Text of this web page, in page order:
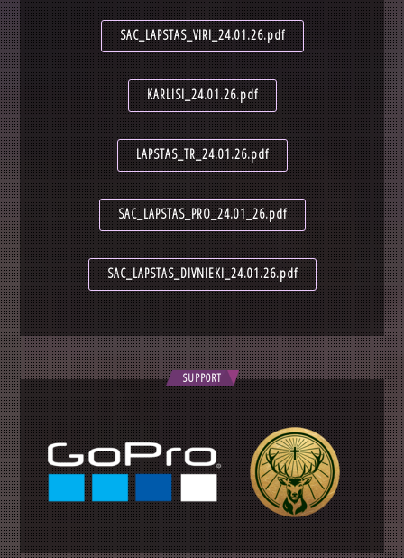
SAC_LAPSTAS_VIRI_24.01.26.pdf
KARLISI_24.01.26.pdf
LAPSTAS_TR_24.01.26.pdf
SAC_LAPSTAS_PRO_24.01_26.pdf
SAC_LAPSTAS_DIVNIEKI_24.01.26.pdf
SUPPORT